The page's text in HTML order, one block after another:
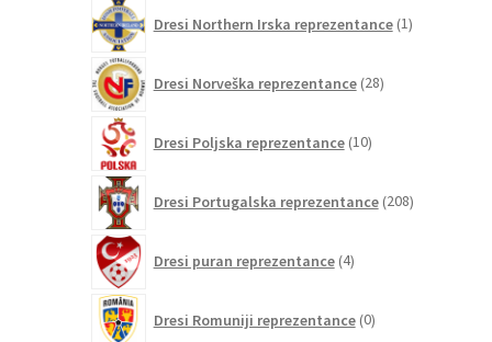
Dresi Northern Irska reprezentance 1izdelek
Dresi Norveška reprezentance 28izdelkov
Dresi Poljska reprezentance 10izdelkov
Dresi Portugalska reprezentance 208izdelkov
Dresi puran reprezentance 4izdelki
Dresi Romuniji reprezentance 0izdelkov